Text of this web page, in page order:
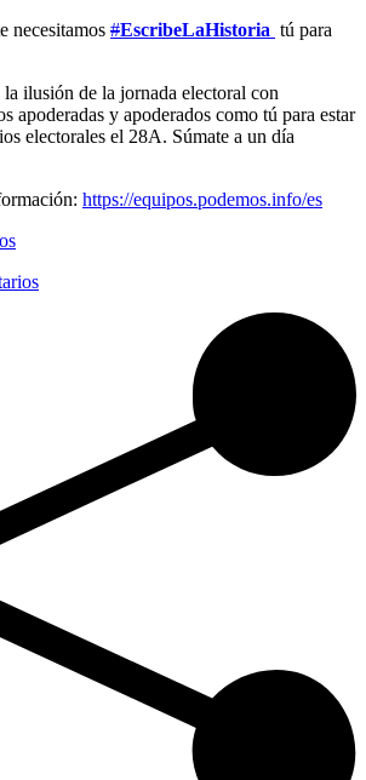
necesitamos #EscribeLaHistoria tú para
ilusión de la jornada electoral con
apoderadas y apoderados como tú para estar
electorales el 28A. Súmate a un día
https://equipos.podemos.info/es